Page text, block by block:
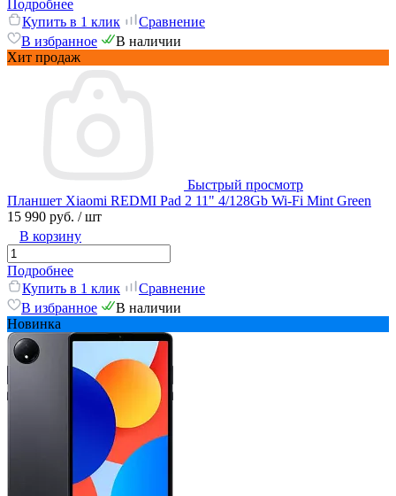
Подробнее
Купить в 1 клик
Сравнение
В избранное
В наличии
Хит продаж
Быстрый просмотр
Планшет Xiaomi REDMI Pad 2 11" 4/128Gb Wi-Fi Mint Green
15 990 руб. / шт
В корзину
Подробнее
Купить в 1 клик
Сравнение
В избранное
В наличии
Новинка